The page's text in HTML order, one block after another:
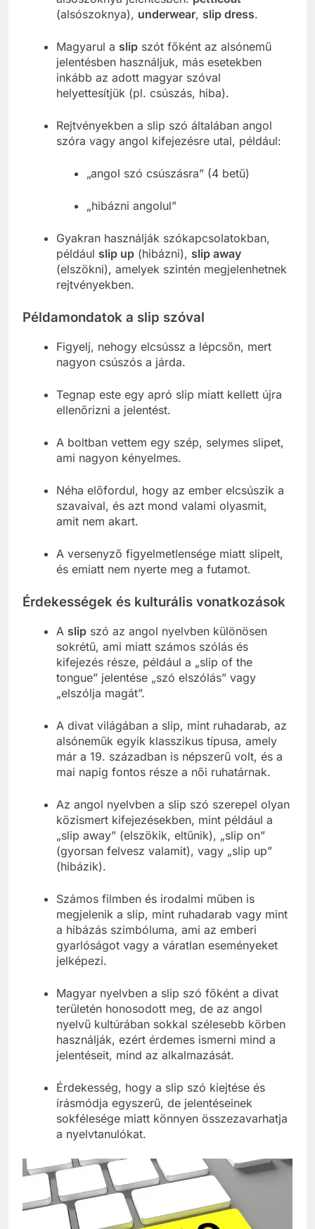
(alsószoknya), underwear, slip dress.
Magyarul a slip szót főként az alsónemű
jelentésben használjuk, más esetekben
inkább az adott magyar szóval
helyettesítjük (pl. csúszás, hiba).
Rejtvényekben a slip szó általában angol
szóra vagy angol kifejezésre utal, például:
„angol szó csúszásra” (4 betű)
„hibázni angolul”
Gyakran használják szókapcsolatokban,
például slip up (hibázni), slip away
(elszökni), amelyek szintén megjelenhetnek
rejtvényekben.
Példamondatok a slip szóval
Figyelj, nehogy elcsússz a lépcsőn, mert
nagyon csúszós a járda.
Tegnap este egy apró slip miatt kellett újra
ellenőrizni a jelentést.
A boltban vettem egy szép, selymes slipet,
ami nagyon kényelmes.
Néha előfordul, hogy az ember elcsúszik a
szavaival, és azt mond valami olyasmit,
amit nem akart.
A versenyző figyelmetlensége miatt slipelt,
és emiatt nem nyerte meg a futamot.
Érdekességek és kulturális vonatkozások
A slip szó az angol nyelvben különösen
sokrétű, ami miatt számos szólás és
kifejezés része, például a „slip of the
tongue” jelentése „szó elszólás” vagy
„elszólja magát”.
A divat világában a slip, mint ruhadarab, az
alsóneműk egyik klasszikus típusa, amely
már a 19. században is népszerű volt, és a
mai napig fontos része a női ruhatárnak.
Az angol nyelvben a slip szó szerepel olyan
közismert kifejezésekben, mint például a
„slip away” (elszökik, eltűnik), „slip on”
(gyorsan felvesz valamit), vagy „slip up”
(hibázik).
Számos filmben és irodalmi műben is
megjelenik a slip, mint ruhadarab vagy mint
a hibázás szimbóluma, ami az emberi
gyarlóságot vagy a váratlan eseményeket
jelképezi.
Magyar nyelvben a slip szó főként a divat
területén honosodott meg, de az angol
nyelvű kultúrában sokkal szélesebb körben
használják, ezért érdemes ismerni mind a
jelentéseit, mind az alkalmazását.
Érdekesség, hogy a slip szó kiejtése és
írásmódja egyszerű, de jelentéseinek
sokfélesége miatt könnyen összezavarhatja
a nyelvtanulókat.